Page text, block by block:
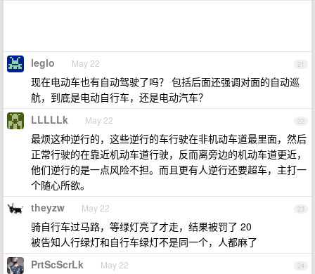
21
leglo May 22
现在电动车也有自动驾驶了吗？ 包括后面还强调对面的自动巡
航，到底是电动自行车，还是电动汽车？
22
LLLLLk May 22
最烦这种逆行的，这些逆行的车行驶在非机动车道最里面，然后
正常行驶的在靠近机动车道行驶，反而离旁边的机动车道更近，
他们逆行的是一点风险不担。而且更有人逆行还要超车，主打一
个随心所欲。
23
theyzw May 22
骑自行车过马路，等绿灯亮了才走，结果被罚了 20
被告知人行绿灯和自行车绿灯不是同一个，人都麻了
24
PrtScScrLk May 22